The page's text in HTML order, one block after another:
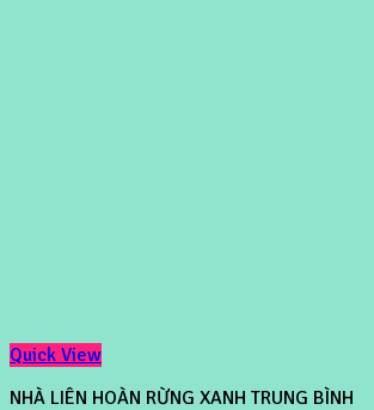
Quick View
NHÀ LIÊN HOÀN RỪNG XANH TRUNG BÌNH